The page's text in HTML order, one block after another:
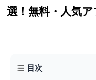
選！無料・人気
目次